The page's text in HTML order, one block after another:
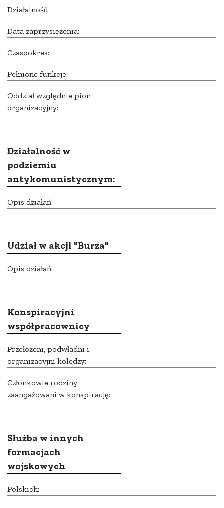
Działalność:
Data zaprzysiężenia:
Czasookres:
Pełnione funkcje:
Oddział względnie pion
organizacyjny:
Działalność w
podziemiu
antykomunistycznym:
Opis działań:
Udział w akcji "Burza"
Opis działań:
Konspiracyjni
współpracownicy
Przełożeni, podwładni i
organizacyjni koledzy:
Członkowie rodziny
zaangażowani w konspirację:
Służba w innych
formacjach
wojskowych
Polskich: